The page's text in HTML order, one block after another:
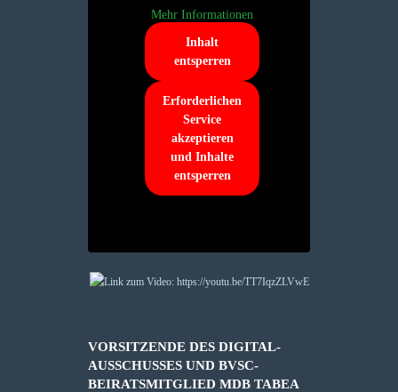
Mehr Informationen
Inhalt
entsperren
Erforderlichen
Service
akzeptieren
und Inhalte
entsperren
VORSITZENDE DES DIGITAL-
AUSSCHUSSES UND BVSC-
BEIRATSMITGLIED MDB TABEA